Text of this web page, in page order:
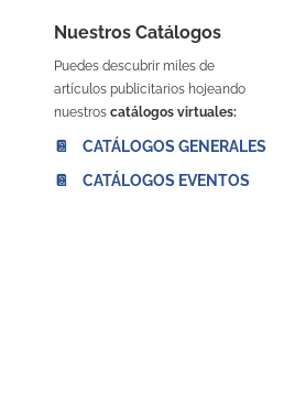
Nuestros Catálogos
Puedes descubrir miles de
artículos publicitarios hojeando
nuestros catálogos virtuales:
📔 CATÁLOGOS GENERALES
📔 CATÁLOGOS EVENTOS